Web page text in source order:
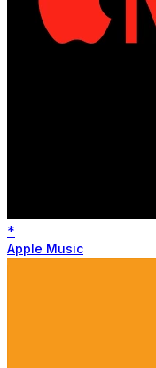
*
Apple Music